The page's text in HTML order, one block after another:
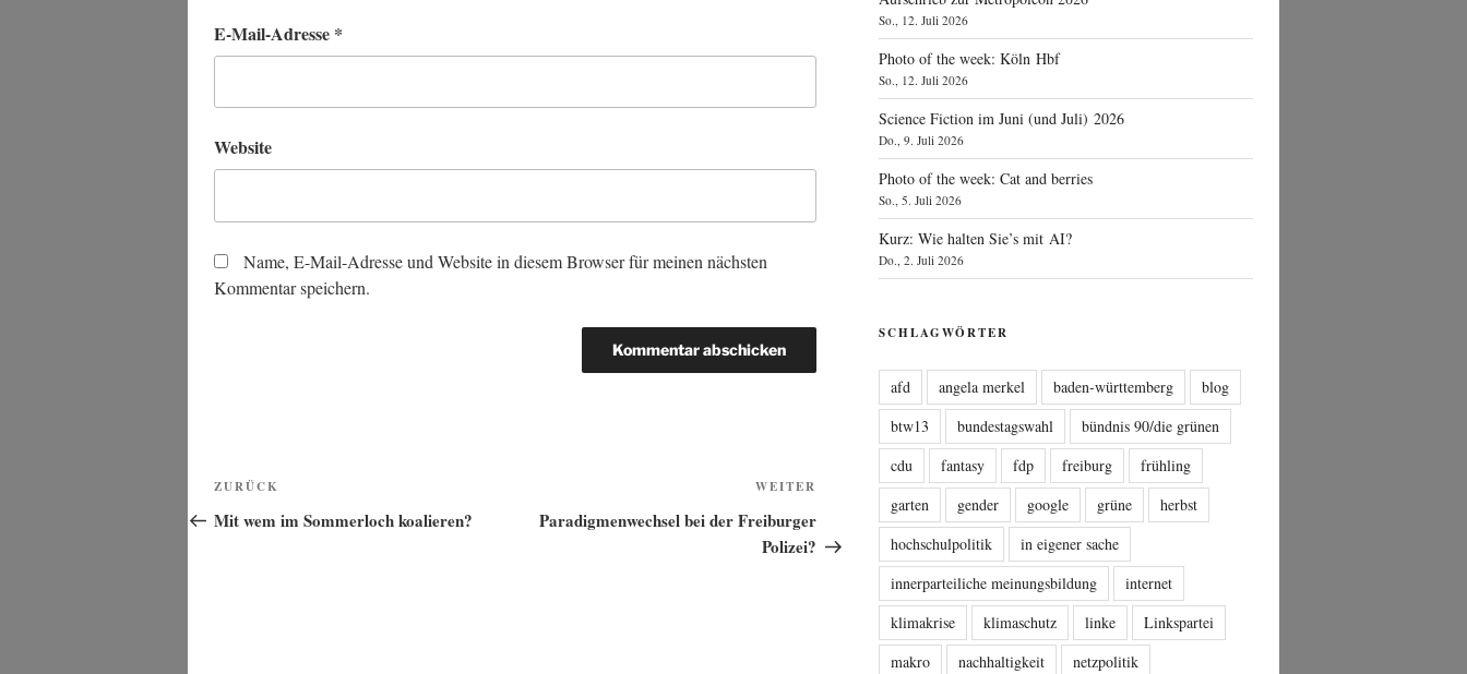
E-Mail-Adresse *
Website
Name, E-Mail-Adresse und Website in diesem Browser für meinen nächsten
Kommentar speichern.
Beitragsnavigation
Vorheriger
Beitrag
ZURÜCK
Mit wem im Sommerloch koalieren?
Nächster
Beitrag
WEITER
Paradigmenwechsel bei der Freiburger
Polizei?
So., 12. Juli 2026
Photo of the week: Köln Hbf
So., 12. Juli 2026
Science Fiction im Juni (und Juli) 2026
Do., 9. Juli 2026
Photo of the week: Cat and berries
So., 5. Juli 2026
Kurz: Wie halten Sie’s mit AI?
Do., 2. Juli 2026
SCHLAGWÖRTER
afd angela merkel baden-württemberg
blog
btw13
bundestagswahl
bündnis 90/die grünen
cdu
fantasy fdp freiburg
frühling
garten
gender google grüne
herbst
hochschulpolitik
in eigener sache
innerparteiliche meinungsbildung
internet
klimakrise
klimaschutz linke
Linkspartei
makro
nachhaltigkeit
netzpolitik